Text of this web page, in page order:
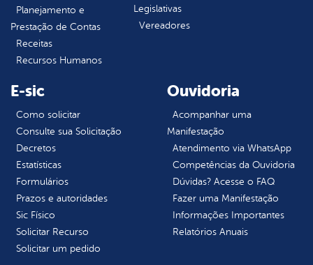
Planejamento e
Prestação de Contas
Receitas
Recursos Humanos
Legislativas
Vereadores
E-sic
Como solicitar
Consulte sua Solicitação
Decretos
Estatísticas
Formulários
Prazos e autoridades
Sic Físico
Solicitar Recurso
Solicitar um pedido
Ouvidoria
Acompanhar uma
Manifestação
Atendimento via WhatsApp
Competências da Ouvidoria
Dúvidas? Acesse o FAQ
Fazer uma Manifestação
Informações Importantes
Relatórios Anuais